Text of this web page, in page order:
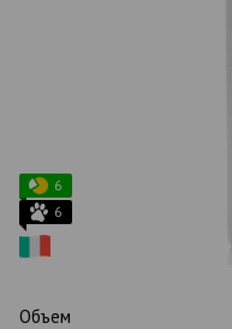
6
6
Объем